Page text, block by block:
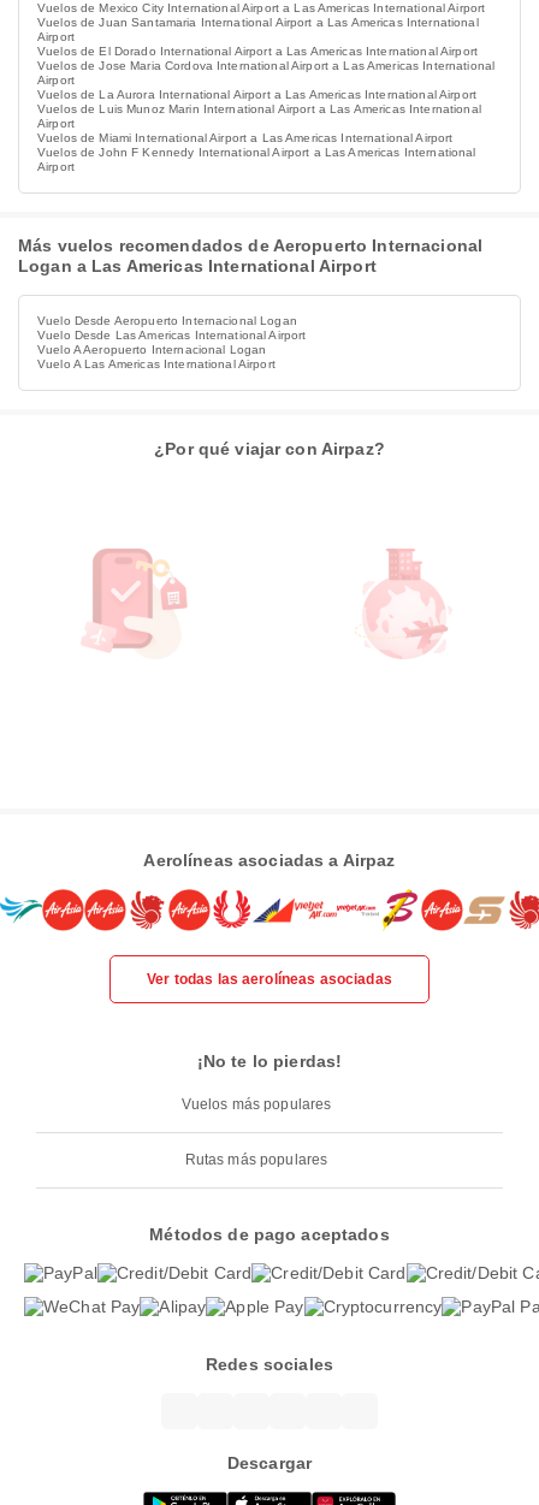
Vuelos de Mexico City International Airport a Las Americas International Airport
Vuelos de Juan Santamaria International Airport a Las Americas International
Airport
Vuelos de El Dorado International Airport a Las Americas International Airport
Vuelos de Jose Maria Cordova International Airport a Las Americas International
Airport
Vuelos de La Aurora International Airport a Las Americas International Airport
Vuelos de Luis Munoz Marin International Airport a Las Americas International
Airport
Vuelos de Miami International Airport a Las Americas International Airport
Vuelos de John F Kennedy International Airport a Las Americas International
Airport
Más vuelos recomendados de Aeropuerto Internacional
Logan a Las Americas International Airport
Vuelo Desde Aeropuerto Internacional Logan
Vuelo Desde Las Americas International Airport
Vuelo A Aeropuerto Internacional Logan
Vuelo A Las Americas International Airport
¿Por qué viajar con Airpaz?
Aerolíneas asociadas a Airpaz
Ver todas las aerolíneas asociadas
¡No te lo pierdas!
Vuelos más populares
Rutas más populares
Métodos de pago aceptados
Redes sociales
Descargar